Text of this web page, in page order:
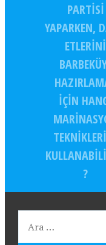
PARTISI
YAPARKEN,
ETLERINI
IÇIN
?